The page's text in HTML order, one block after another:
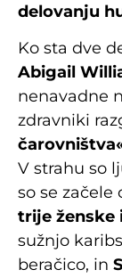
delovanju
Ko sta dve
Abigail
nenavadne
zdravniki
V strahu so
so se začele
trije ženske
sužnjo
beračico, in